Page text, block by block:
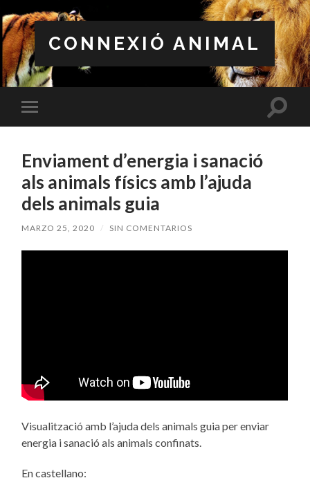
CONNEXIÓ ANIMAL
Alternar
el
móvil
Enviament d’energia i sanació
als animals físics amb l’ajuda
dels animals guia
MARZO 25, 2020 / SIN COMENTARIOS
Visualització amb l’ajuda dels animals guia per enviar
energia i sanació als animals confinats.
En castellano: